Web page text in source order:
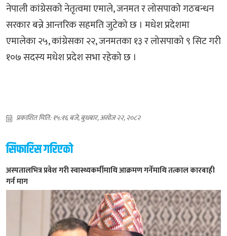
नेपाली कांग्रेसको नेतृत्वमा एमाले, जनमत र लोसपाको गठबन्धन
सरकार बन्ने आन्तरिक सहमति जुटेको छ । मधेश प्रदेशमा
एमालेका २५, कांग्रेसका २२, जनमतका १३ र लोसपाको ९ सिट गरी
१०७ सदस्य मधेश प्रदेश सभा रहेको छ ।
प्रकाशित मिति: १५:१६ बजे, बुधबार, असोज २२, २०८२
सिफारिस गरिएको
अस्पतालभित्र प्रवेश गरी स्वास्थ्यकर्मीमाथि आक्रमण गर्नेमाथि तत्काल कारबाही
गर्न माग